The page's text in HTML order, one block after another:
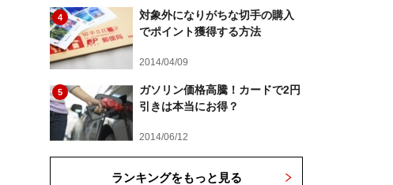
4
対象外になりがちな切手の購入
でポイント獲得する方法
2014/04/09
5
ガソリン価格高騰！カードで2円
引きは本当にお得？
2014/06/12
ランキングをもっと見る